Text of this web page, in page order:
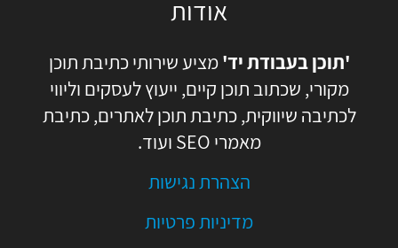
אודות
'תוכן בעבודת יד'מציע שירותי כתיבת תוכן
מקורי, שכתוב תוכן קיים, ייעוץ לעסקים וליווי
לכתיבה שיווקית, כתיבת תוכן לאתרים, כתיבת
מאמרי SEO ועוד.
הצהרת נגישות
מדיניות פרטיות